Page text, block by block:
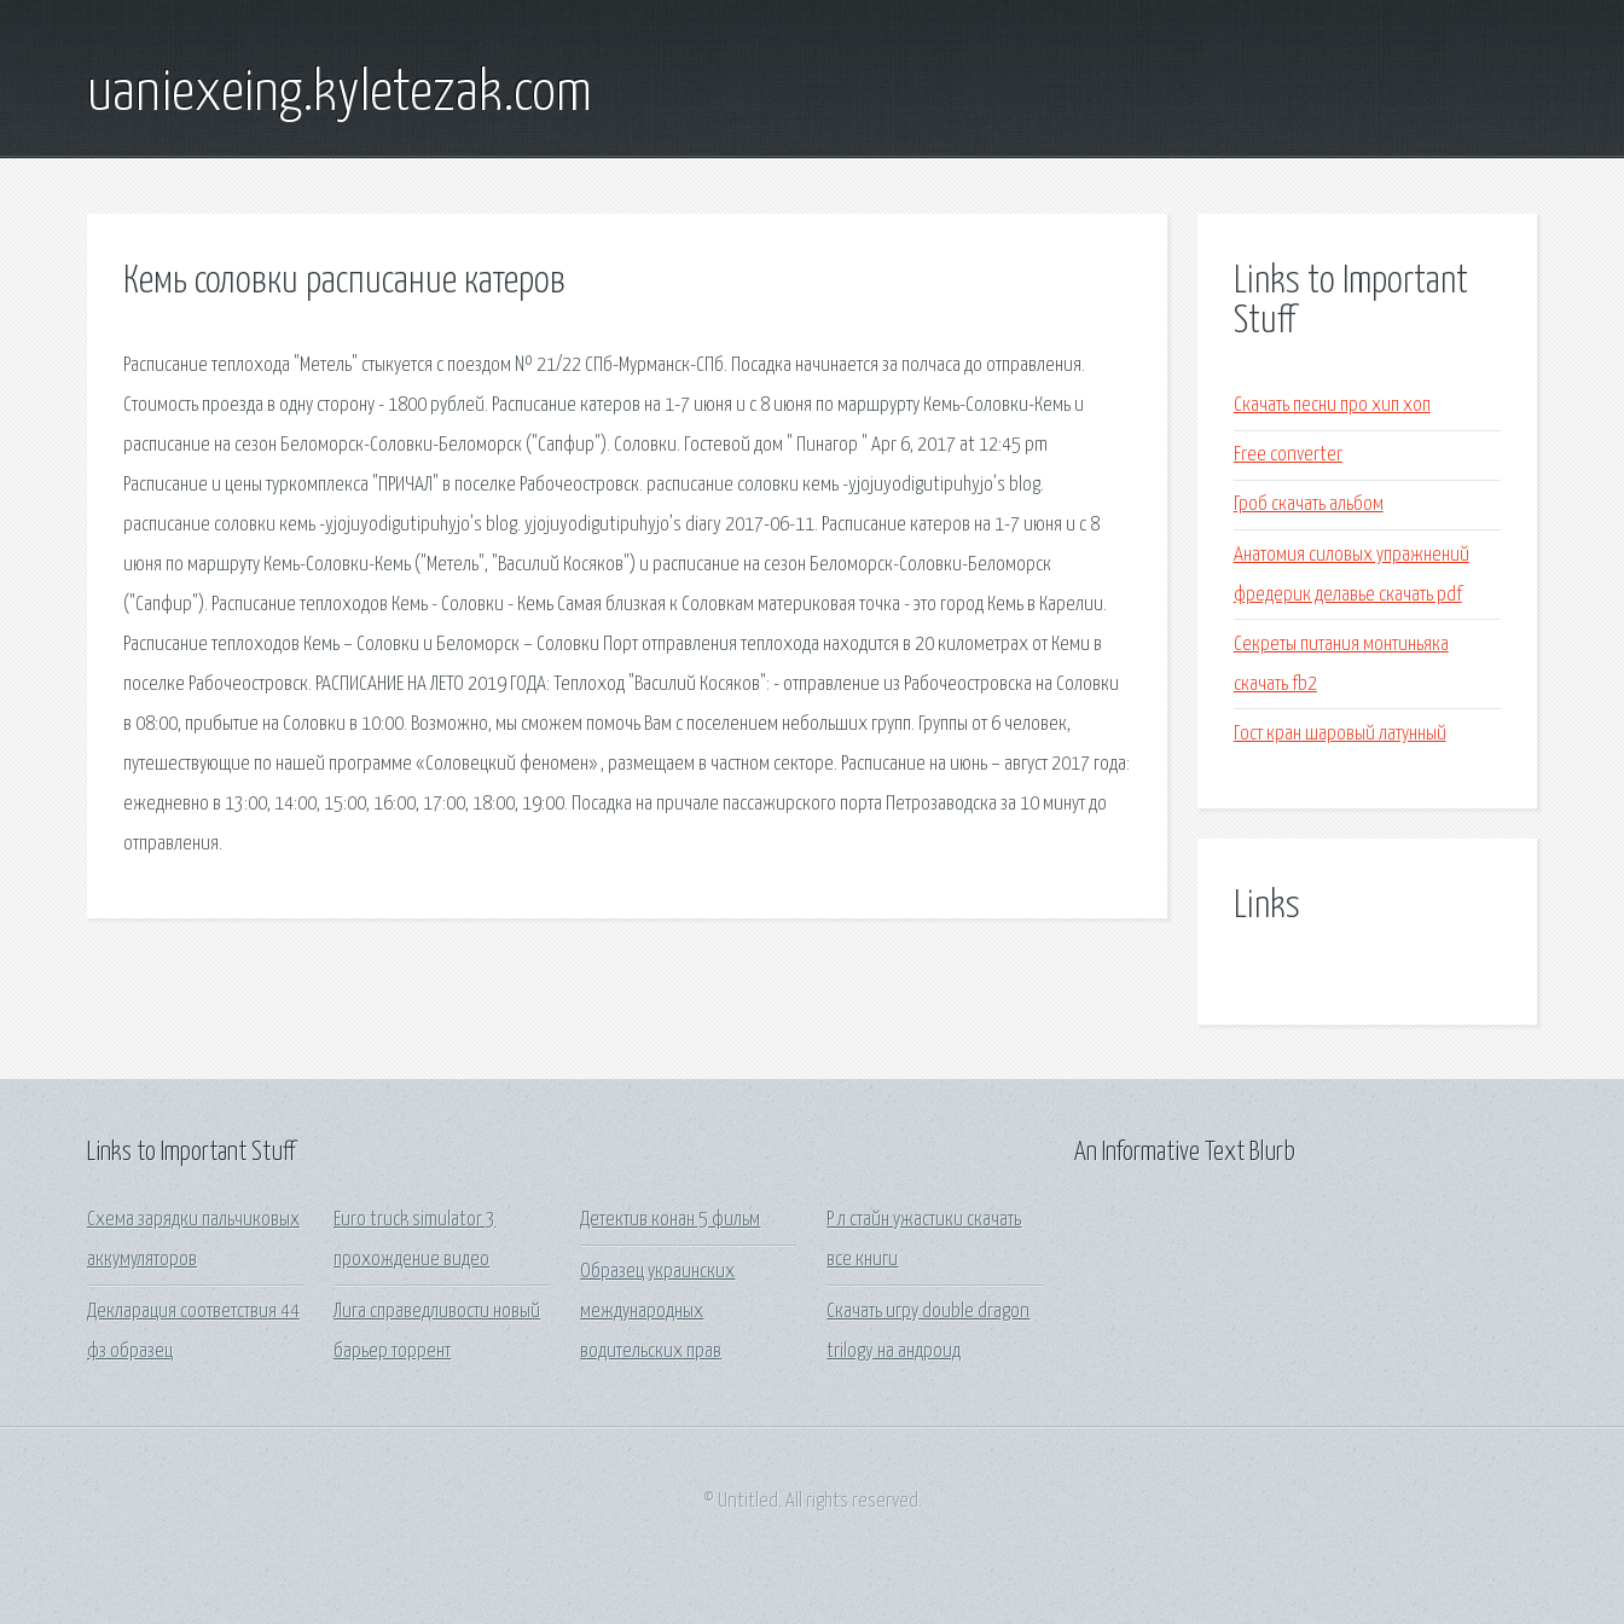
uaniexeing.kyletezak.com
Кемь соловки расписание катеров
Расписание теплохода "Метель" стыкуется с поездом № 21/22 СПб-Мурманск-СПб. Посадка начинается за полчаса до отправления.
Стоимость проезда в одну сторону - 1800 рублей. Расписание катеров на 1-7 июня и с 8 июня по маршрурту Кемь-Соловки-Кемь и
расписание на сезон Беломорск-Соловки-Беломорск ("Сапфир"). Соловки. Гостевой дом " Пинагор " Apr 6, 2017 at 12:45 pm
Расписание и цены туркомплекса "ПРИЧАЛ" в поселке Рабочеостровск. расписание соловки кемь -yjojuyodigutipuhyjo’s blog.
расписание соловки кемь -yjojuyodigutipuhyjo’s blog. yjojuyodigutipuhyjo’s diary 2017-06-11. Расписание катеров на 1-7 июня и с 8
июня по маршруту Кемь-Соловки-Кемь ("Метель", "Василий Косяков") и расписание на сезон Беломорск-Соловки-Беломорск
("Сапфир"). Расписание теплоходов Кемь - Соловки - Кемь Самая близкая к Соловкам материковая точка - это город Кемь в Карелии.
Расписание теплоходов Кемь – Соловки и Беломорск – Соловки Порт отправления теплохода находится в 20 километрах от Кеми в
поселке Рабочеостровск. РАСПИСАНИЕ НА ЛЕТО 2019 ГОДА: Теплоход "Василий Косяков": - отправление из Рабочеостровска на Соловки
в 08:00, прибытие на Соловки в 10:00. Возможно, мы сможем помочь Вам с поселением небольших групп. Группы от 6 человек,
путешествующие по нашей программе «Соловецкий феномен» , размещаем в частном секторе. Расписание на июнь – август 2017 года:
ежедневно в 13:00, 14:00, 15:00, 16:00, 17:00, 18:00, 19:00. Посадка на причале пассажирского порта Петрозаводска за 10 минут до
отправления.
Links to Important
Stuff
Скачать песни про хип хоп
Free converter
Гроб скачать альбом
Анатомия силовых упражнений
фредерик делавье скачать pdf
Секреты питания монтиньяка
скачать fb2
Гост кран шаровый латунный
Links
Links to Important Stuff
Схема зарядки пальчиковых
аккумуляторов
Декларация соответствия 44
фз образец
Euro truck simulator 3
прохождение видео
Лига справедливости новый
барьер торрент
Детектив конан 5 фильм
Образец украинских
международных
водительских прав
Р л стайн ужастики скачать
все книги
Скачать игру double dragon
trilogy на андроид
An Informative Text Blurb
© Untitled. All rights reserved.